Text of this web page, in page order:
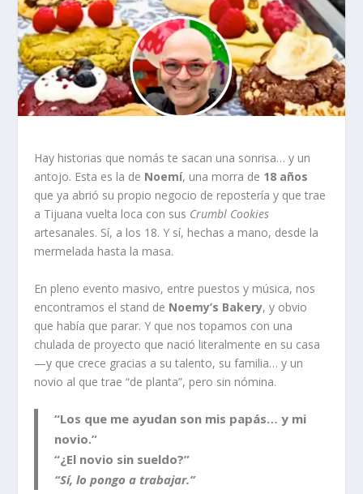
Hay historias que nomás te sacan una sonrisa… y un
antojo. Esta es la de Noemí, una morra de 18 años
que ya abrió su propio negocio de repostería y que trae
a Tijuana vuelta loca con sus Crumbl Cookies
artesanales. Sí, a los 18. Y sí, hechas a mano, desde la
mermelada hasta la masa.
En pleno evento masivo, entre puestos y música, nos
encontramos el stand de Noemy’s Bakery, y obvio
que había que parar. Y que nos topamos con una
chulada de proyecto que nació literalmente en su casa
—y que crece gracias a su talento, su familia… y un
novio al que trae “de planta”, pero sin nómina.
“Los que me ayudan son mis papás… y mi
novio.”
“¿El novio sin sueldo?”
“Sí, lo pongo a trabajar.”